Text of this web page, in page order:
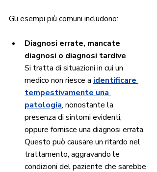
Gli esempi più comuni includono:
Diagnosi errate, mancate
diagnosi o diagnosi tardive
Si tratta di situazioni in cui un
medico non riesce a identificare
tempestivamente una
patologia, nonostante la
presenza di sintomi evidenti,
oppure fornisce una diagnosi errata.
Questo può causare un ritardo nel
trattamento, aggravando le
condizioni del paziente che sarebbe